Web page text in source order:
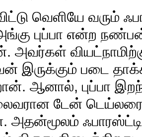
வெளியே வரும்
புப்பா என்ற
அவர்கள்
இருக்கும் படை
ஆனால், புப்பா
டேன் டெய்லரை
அதன்மூலம்